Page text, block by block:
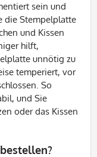
sein und
die Stempelplatte
und Kissen
hilft,
unnötig zu
temperiert, vor
So
und Sie
oder das Kissen